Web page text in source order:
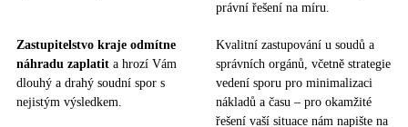
právní řešení na míru.
Zastupitelstvo kraje odmítne
náhradu zaplatit a hrozí Vám
dlouhý a drahý soudní spor s
nejistým výsledkem.
Kvalitní zastupování u soudů a
správních orgánů, včetně strategie
vedení sporu pro minimalizaci
nákladů a času – pro okamžité
řešení vaší situace nám napište na